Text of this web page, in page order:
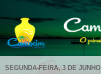
SEGUNDA-FEIRA, 3 DE